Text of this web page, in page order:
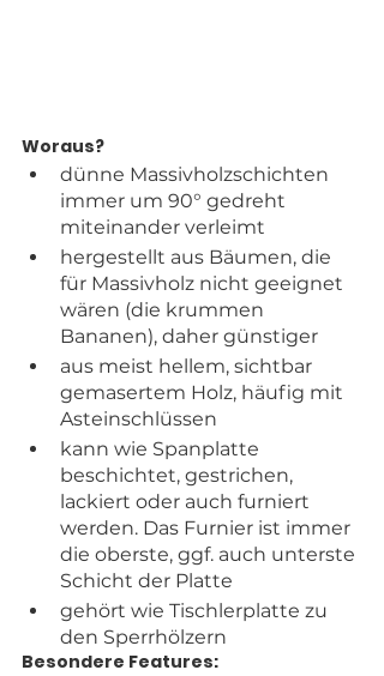
Woraus?
dünne Massivholzschichten
immer um 90° gedreht
miteinander verleimt
hergestellt aus Bäumen, die
für Massivholz nicht geeignet
wären (die krummen
Bananen), daher günstiger
aus meist hellem, sichtbar
gemasertem Holz, häufig mit
Asteinschlüssen
kann wie Spanplatte
beschichtet, gestrichen,
lackiert oder auch furniert
werden. Das Furnier ist immer
die oberste, ggf. auch unterste
Schicht der Platte
gehört wie Tischlerplatte zu
den Sperrhölzern
Besondere Features: